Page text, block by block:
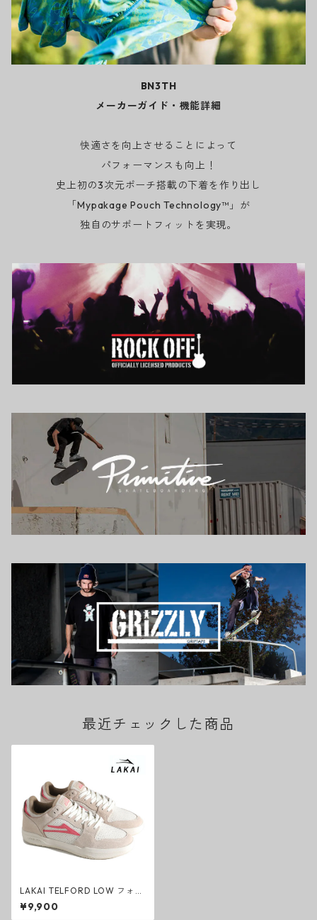
BN3TH
メーカーガイド・機能詳細
快適さを向上させることによって
パフォーマンスも向上！
史上初の3次元ポーチ搭載の下着を作り出し
「Mypakage Pouch Technology™」が
独自のサポートフィットを実現。
最近チェックした商品
LAKAI TELFORD LOW フォグ
ストロベリー スエード ラカイ
スニーカー スケートシューズ
¥9,900